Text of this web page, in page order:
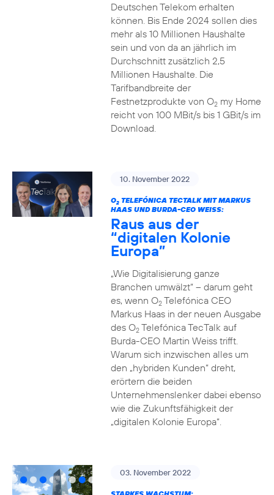
Deutschen Telekom erhalten
können. Bis Ende 2024 sollen dies
mehr als 10 Millionen Haushalte
sein und von da an jährlich im
Durchschnitt zusätzlich 2,5
Millionen Haushalte. Die
Tarifbandbreite der
Festnetzprodukte von O2my Home
reicht von 100 MBit/s bis 1 GBit/s im
Download.
10. November 2022
O2TELEFÓNICA TECTALK MIT MARKUS
HAAS UND BURDA-CEO WEISS:
Raus aus der
“digitalen Kolonie
Europa”
„Wie Digitalisierung ganze
Branchen umwälzt“ – darum geht
es, wenn O2Telefónica CEO
Markus Haas in der neuen Ausgabe
des O2Telefónica TecTalk auf
Burda-CEO Martin Weiss trifft.
Warum sich inzwischen alles um
den „hybriden Kunden“ dreht,
erörtern die beiden
Unternehmenslenker dabei ebenso
wie die Zukunftsfähigkeit der
„digitalen Kolonie Europa“.
03. November 2022